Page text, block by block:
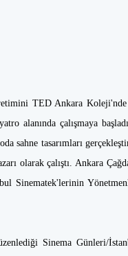
TED Ankara
alanında çalışmaya
sahne tasarımları
olarak çalıştı. Ankara
Sinema Günleri/